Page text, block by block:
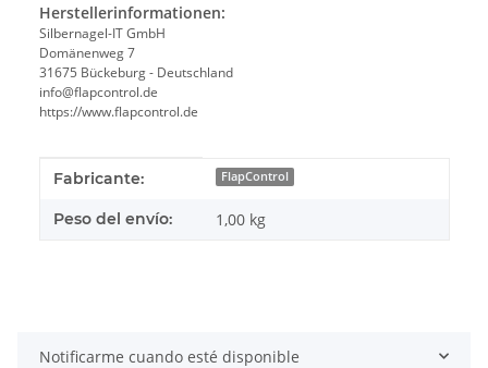
Herstellerinformationen:
Silbernagel-IT GmbH
Domänenweg 7
31675 Bückeburg - Deutschland
info@flapcontrol.de
https://www.flapcontrol.de
#productDetails.itemInformation#
#productDetails.itemValue#
Fabricante: FlapControl
Peso del envío: 1,00 kg
Notificarme cuando esté disponible